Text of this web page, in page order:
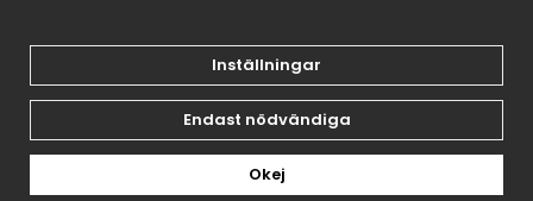
Drift & produktion:Wikinggruppen
Inställningar
Endast nödvändiga
Okej